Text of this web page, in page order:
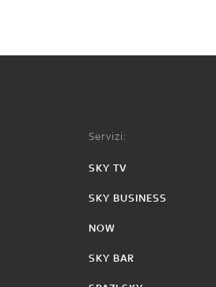
Servizi:
SKY TV
SKY BUSINESS
NOW
SKY BAR